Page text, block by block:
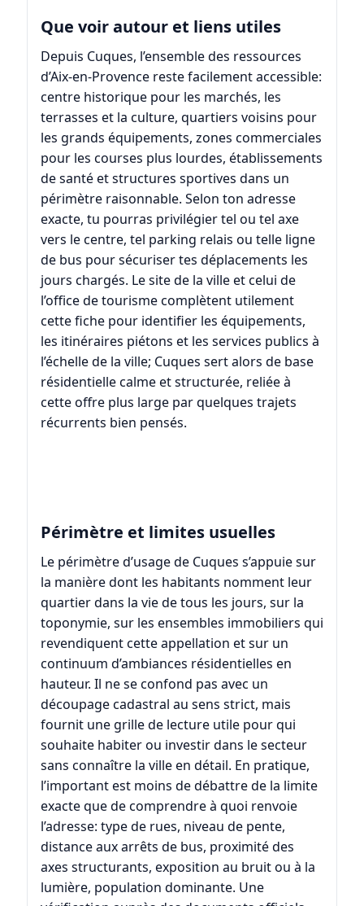
Que voir autour et liens utiles
Depuis Cuques, l’ensemble des ressources
d’Aix-en-Provencereste facilement accessible:
centre historique pour les marchés, les
terrasses et la culture, quartiers voisins pour
les grands équipements, zones commerciales
pour les courses plus lourdes, établissements
de santé et structures sportives dans un
périmètre raisonnable. Selon ton adresse
exacte, tu pourras privilégier tel ou tel axe
vers le centre, tel parking relais ou telle ligne
de bus pour sécuriser tes déplacements les
jours chargés. Le site de la ville et celui de
l’office de tourisme complètent utilement
cette fiche pour identifier les équipements,
les itinéraires piétons et les services publics à
l’échelle de la ville; Cuques sert alors de base
résidentielle calme et structurée, reliée à
cette offre plus large par quelques trajets
récurrents bien pensés.
Périmètre et limites usuelles
Le périmètre d’usage de Cuques s’appuie sur
la manière dont les habitants nomment leur
quartier dans la vie de tous les jours, sur la
toponymie, sur les ensembles immobiliers qui
revendiquent cette appellation et sur un
continuum d’ambiances résidentielles en
hauteur. Il ne se confond pas avec un
découpage cadastral au sens strict, mais
fournit une grille de lecture utile pour qui
souhaite habiter ou investir dans le secteur
sans connaître la ville en détail. En pratique,
l’important est moins de débattre de la limite
exacte que de comprendre à quoi renvoie
l’adresse: type de rues, niveau de pente,
distance aux arrêts de bus, proximité des
axes structurants, exposition au bruit ou à la
lumière, population dominante. Une